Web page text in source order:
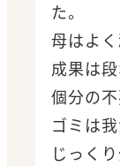
た。
母はよく
成果は
個分の不
ゴミは
じっく